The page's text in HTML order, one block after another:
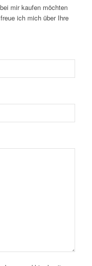
mir kaufen möchten
ich mich über Ihre